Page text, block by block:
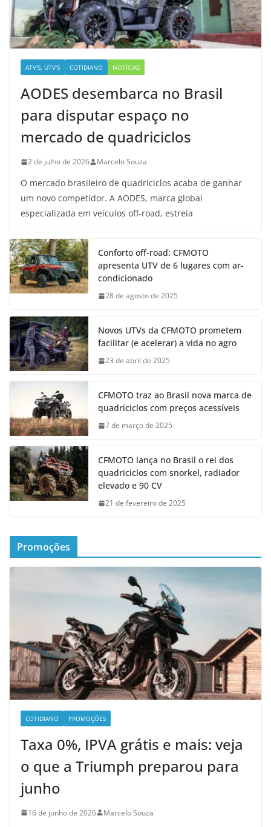
ATV'S, UTV'S COTIDIANO NOTÍCIAS
AODES desembarca no Brasil
para disputar espaço no
mercado de quadriciclos
2 de julho de 2026 Marcelo Souza
O mercado brasileiro de quadriciclos acaba de ganhar
um novo competidor. A AODES, marca global
especializada em veículos off-road, estreia
Conforto off-road: CFMOTO
apresenta UTV de 6 lugares com ar-
condicionado
28 de agosto de 2025
Novos UTVs da CFMOTO prometem
facilitar (e acelerar) a vida no agro
23 de abril de 2025
CFMOTO traz ao Brasil nova marca de
quadriciclos com preços acessíveis
7 de março de 2025
CFMOTO lança no Brasil o rei dos
quadriciclos com snorkel, radiador
elevado e 90 CV
21 de fevereiro de 2025
Promoções
COTIDIANO PROMOÇÕES
Taxa 0%, IPVA grátis e mais: veja
o que a Triumph preparou para
junho
16 de junho de 2026 Marcelo Souza